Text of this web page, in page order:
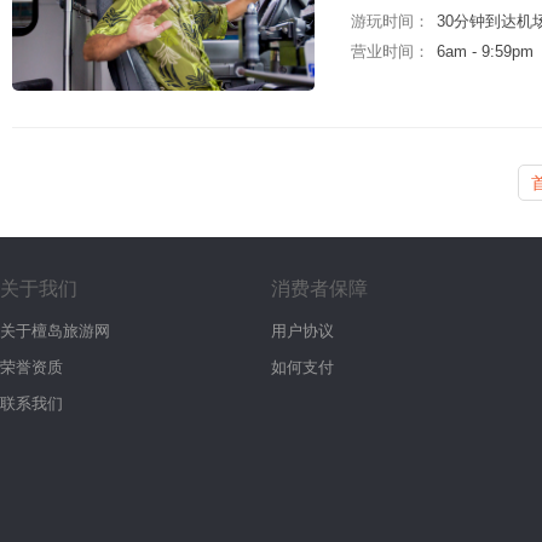
游玩时间：
30分钟到达机
营业时间：
6am - 9:59pm
关于我们
关于檀岛旅游网
荣誉资质
联系我们
消费者保障
用户协议
如何支付